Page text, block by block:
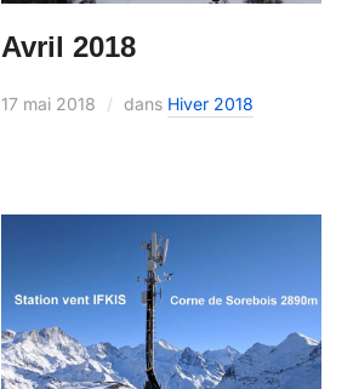
Avril 2018
17 mai 2018 dans Hiver 2018